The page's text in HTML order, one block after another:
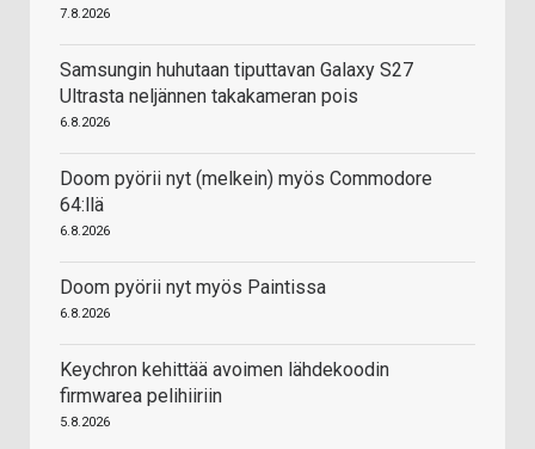
7.8.2026
Samsungin huhutaan tiputtavan Galaxy S27
Ultrasta neljännen takakameran pois
6.8.2026
Doom pyörii nyt (melkein) myös Commodore
64:llä
6.8.2026
Doom pyörii nyt myös Paintissa
6.8.2026
Keychron kehittää avoimen lähdekoodin
firmwarea pelihiiriin
5.8.2026